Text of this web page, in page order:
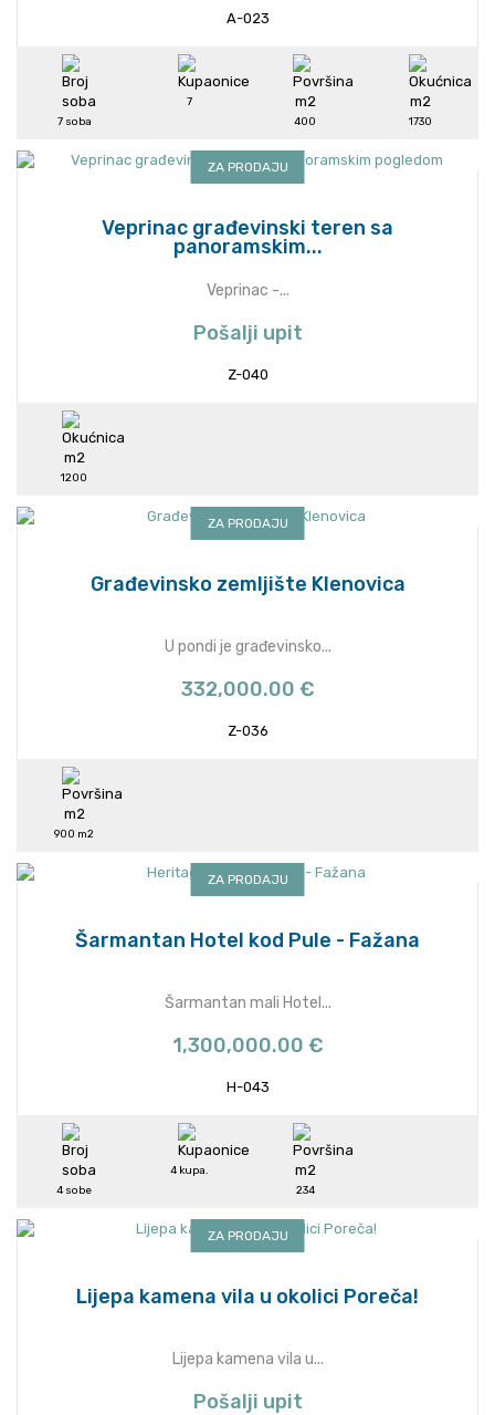
A-023
7 soba
7
400
1730
ZA PRODAJU
Veprinac građevinski teren sa
panoramskim...
Veprinac -...
Pošalji upit
Z-040
1200
ZA PRODAJU
Građevinsko zemljište Klenovica
U pondi je građevinsko...
332,000.00 €
Z-036
900 m2
ZA PRODAJU
Šarmantan Hotel kod Pule - Fažana
Šarmantan mali Hotel...
1,300,000.00 €
H-043
4 sobe
4 kupa.
234
ZA PRODAJU
Lijepa kamena vila u okolici Poreča!
Lijepa kamena vila u...
Pošalji upit